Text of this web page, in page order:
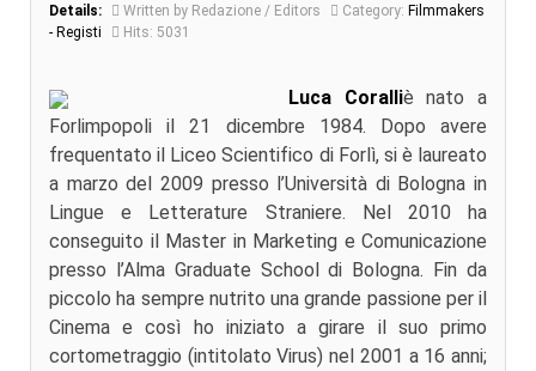
Details: Written by Redazione / Editors Category: Filmmakers
- Registi
Hits: 5031
Luca Coralliè nato a
Forlimpopoli il 21 dicembre 1984. Dopo avere
frequentato il Liceo Scientifico di Forlì, si è laureato
a marzo del 2009 presso l’Università di Bologna in
Lingue e Letterature Straniere. Nel 2010 ha
conseguito il Master in Marketing e Comunicazione
presso l’Alma Graduate School di Bologna. Fin da
piccolo ha sempre nutrito una grande passione per il
Cinema e così ho iniziato a girare il suo primo
cortometraggio (intitolato Virus) nel 2001 a 16 anni;